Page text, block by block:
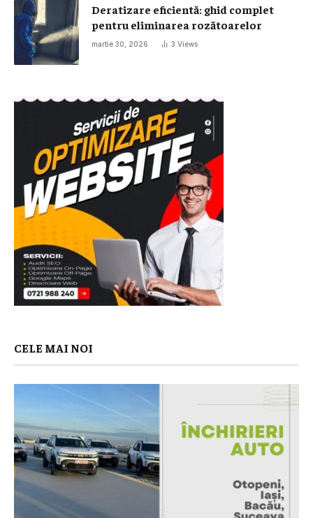
Deratizare eficientă: ghid complet
pentru eliminarea rozătoarelor
martie 30, 2026 3 Views
CELE MAI NOI